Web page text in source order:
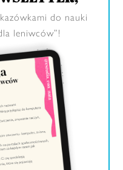
do nauki
leniwców”!